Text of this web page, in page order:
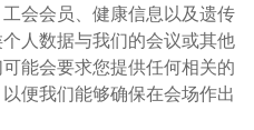
会会员、健康信息以及遗传
人数据与我们的会议或其他
能会要求您提供任何相关的
便我们能够确保在会场作出